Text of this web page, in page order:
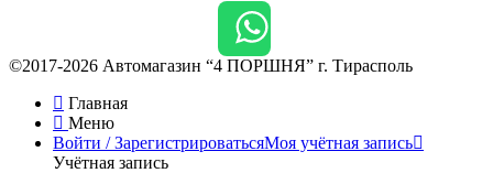
©2017-2026 Автомагазин “4 ПОРШНЯ” г. Тирасполь
Главная
Меню
Войти / ЗарегистрироватьсяМоя учётная запись
Учётная запись